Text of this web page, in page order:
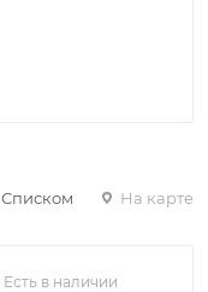
Списком На карте
Есть в наличии